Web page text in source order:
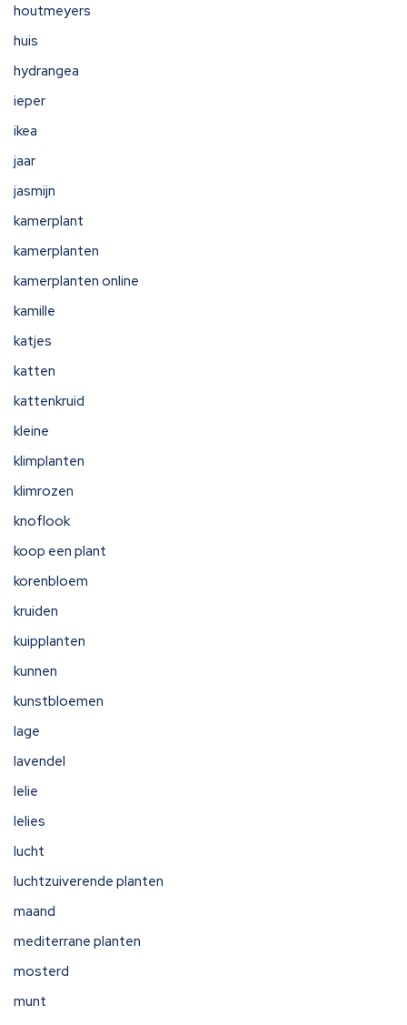
houtmeyers
huis
hydrangea
ieper
ikea
jaar
jasmijn
kamerplant
kamerplanten
kamerplanten online
kamille
katjes
katten
kattenkruid
kleine
klimplanten
klimrozen
knoflook
koop een plant
korenbloem
kruiden
kuipplanten
kunnen
kunstbloemen
lage
lavendel
lelie
lelies
lucht
luchtzuiverende planten
maand
mediterrane planten
mosterd
munt